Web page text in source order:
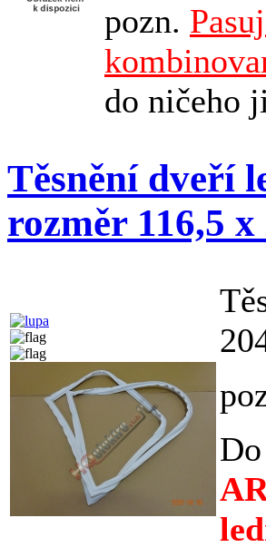
pozn.
do ničeho
Těsnění dveří
rozměr 116,5 x